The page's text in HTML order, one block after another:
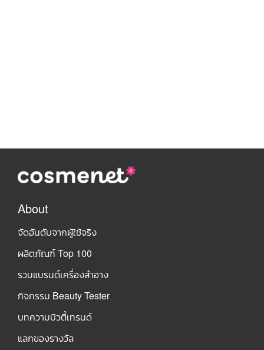
About
จัดอันดับจากผู้ใช้จริง
ผลิตภัณฑ์ Top 100
รวมแบรนด์เครื่องสำอาง
กิจกรรม Beauty Tester
บทความบิวตี้เทรนด์
แลกของรางวัล